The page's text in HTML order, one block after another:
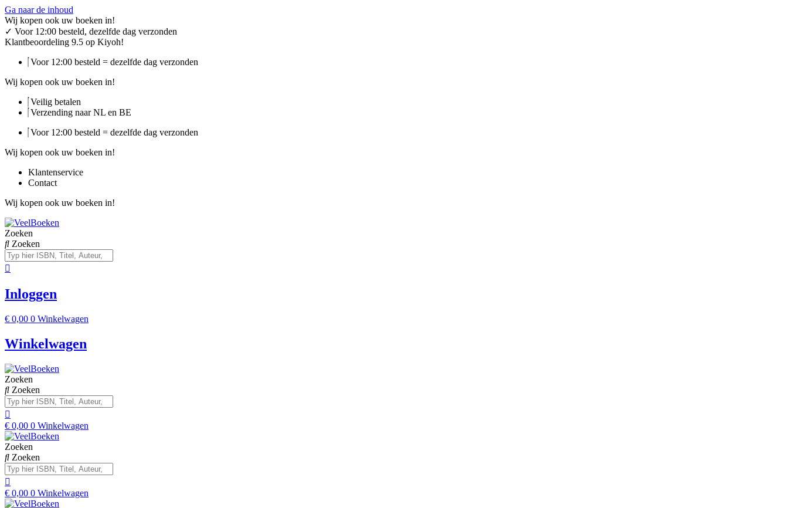
Ga naar de inhoud
Wij kopen ook uw boeken in!
✓ Voor 12:00 besteld, dezelfde dag verzonden
Klantbeoordeling 9.5 op Kiyoh!
Voor 12:00 besteld = dezelfde dag verzonden
Wij kopen ook uw boeken in!
Veilig betalen
Verzending naar NL en BE
Voor 12:00 besteld = dezelfde dag verzonden
Wij kopen ook uw boeken in!
Klantenservice
Contact
Wij kopen ook uw boeken in!
Zoeken
Zoeken
Inloggen
€ 0,00 0 Winkelwagen
Winkelwagen
Zoeken
Zoeken
€ 0,00 0 Winkelwagen
Zoeken
Zoeken
€ 0,00 0 Winkelwagen